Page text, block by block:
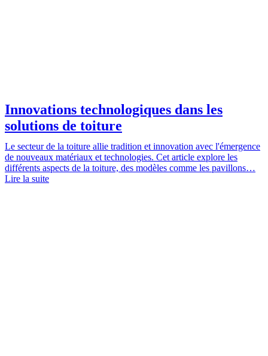
Innovations technologiques dans les
solutions de toiture
Le secteur de la toiture allie tradition et innovation avec l'émergence
de nouveaux matériaux et technologies. Cet article explore les
différents aspects de la toiture, des modèles comme les pavillons…
Lire la suite